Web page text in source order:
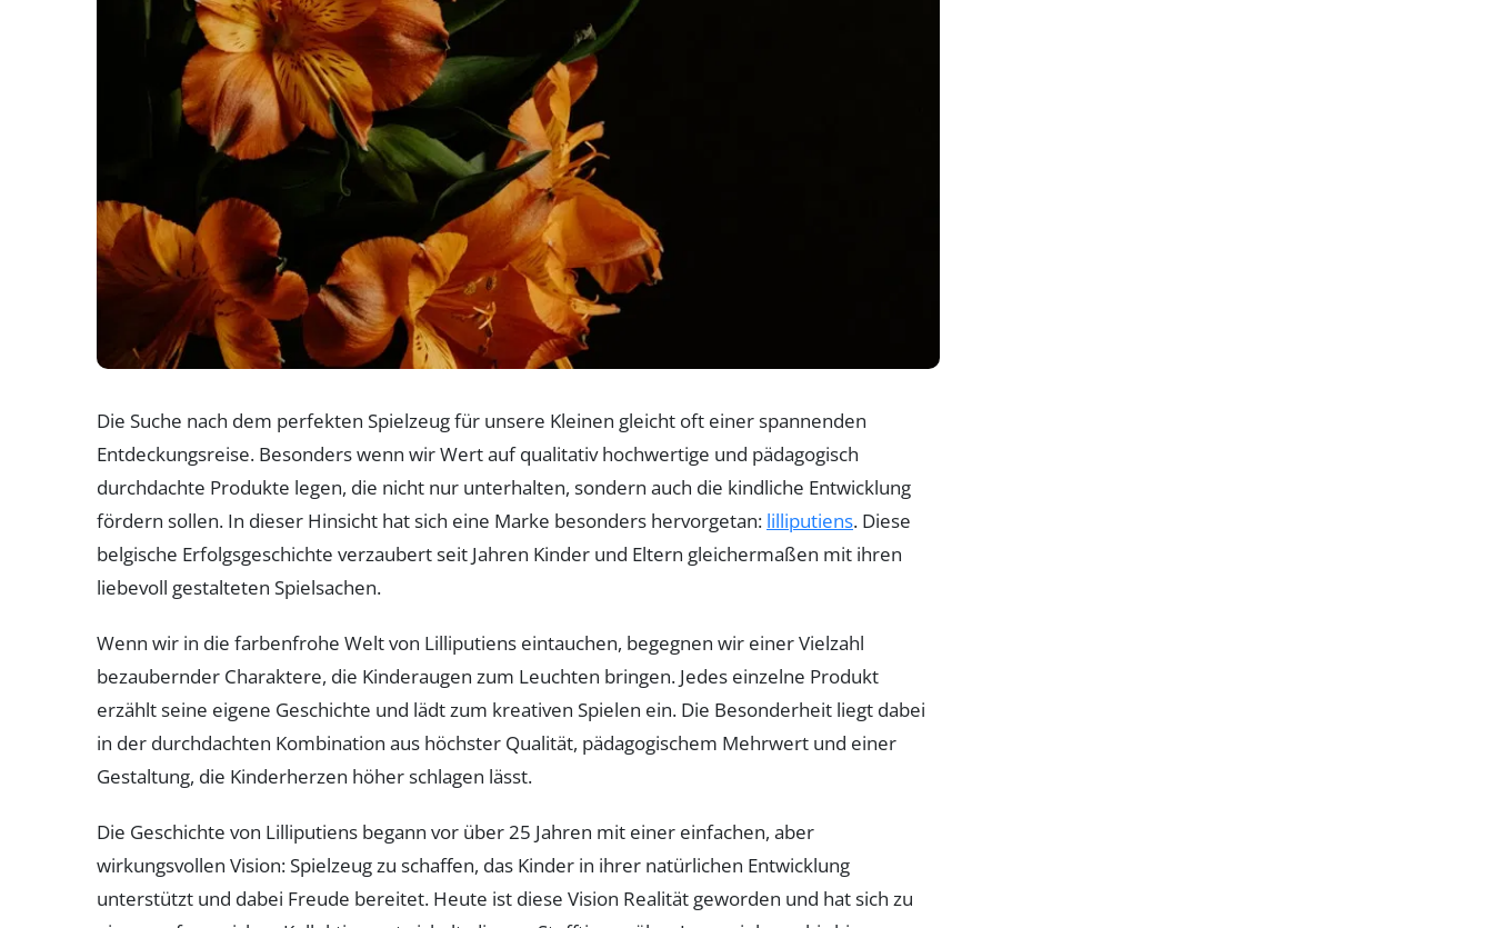
Die Suche nach dem perfekten Spielzeug für unsere Kleinen gleicht oft einer spannenden
Entdeckungsreise. Besonders wenn wir Wert auf qualitativ hochwertige und pädagogisch
durchdachte Produkte legen, die nicht nur unterhalten, sondern auch die kindliche Entwicklung
fördern sollen. In dieser Hinsicht hat sich eine Marke besonders hervorgetan: lilliputiens. Diese
belgische Erfolgsgeschichte verzaubert seit Jahren Kinder und Eltern gleichermaßen mit ihren
liebevoll gestalteten Spielsachen.
Wenn wir in die farbenfrohe Welt von Lilliputiens eintauchen, begegnen wir einer Vielzahl
bezaubernder Charaktere, die Kinderaugen zum Leuchten bringen. Jedes einzelne Produkt
erzählt seine eigene Geschichte und lädt zum kreativen Spielen ein. Die Besonderheit liegt dabei
in der durchdachten Kombination aus höchster Qualität, pädagogischem Mehrwert und einer
Gestaltung, die Kinderherzen höher schlagen lässt.
Die Geschichte von Lilliputiens begann vor über 25 Jahren mit einer einfachen, aber
wirkungsvollen Vision: Spielzeug zu schaffen, das Kinder in ihrer natürlichen Entwicklung
unterstützt und dabei Freude bereitet. Heute ist diese Vision Realität geworden und hat sich zu